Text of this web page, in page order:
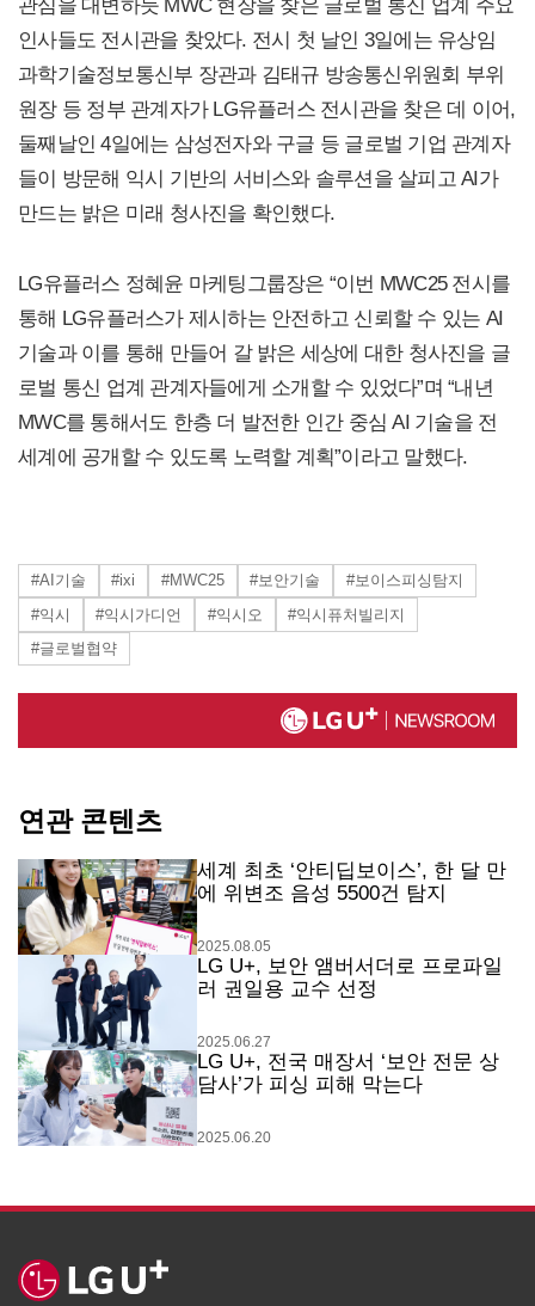
인사들도 전시관을 찾았다. 전시 첫 날인 3일에는 유상임
과학기술정보통신부 장관과 김태규 방송통신위원회 부위
원장 등 정부 관계자가 LG유플러스 전시관을 찾은 데 이어,
둘째날인 4일에는 삼성전자와 구글 등 글로벌 기업 관계자
들이 방문해 익시 기반의 서비스와 솔루션을 살피고 AI가
만드는 밝은 미래 청사진을 확인했다.
LG유플러스 정혜윤 마케팅그룹장은 “이번 MWC25 전시를
통해 LG유플러스가 제시하는 안전하고 신뢰할 수 있는 AI
기술과 이를 통해 만들어 갈 밝은 세상에 대한 청사진을 글
로벌 통신 업계 관계자들에게 소개할 수 있었다”며 “내년
MWC를 통해서도 한층 더 발전한 인간 중심 AI 기술을 전
세계에 공개할 수 있도록 노력할 계획”이라고 말했다.
#AI기술 #ixi #MWC25 #보안기술
#보이스피싱탐지
#익시
#익시가디언 #익시오
#익시퓨처빌리지
#글로벌협약
연관 콘텐츠
세계 최초 ‘안티딥보이스’, 한 달 만
에 위변조 음성 5500건 탐지
2025.08.05
LG U+, 보안 앰버서더로 프로파일
러 권일용 교수 선정
2025.06.27
LG U+, 전국 매장서 ‘보안 전문 상
담사’가 피싱 피해 막는다
2025.06.20